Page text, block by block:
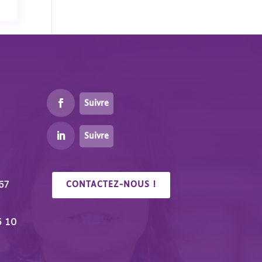
10
Suivre
Suivre
CONTACTEZ-NOUS !